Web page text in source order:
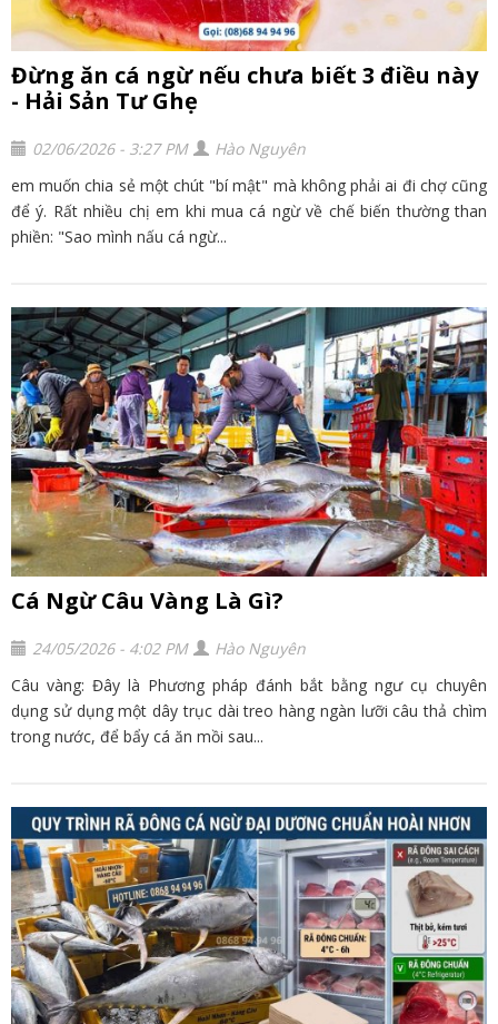
Đừng ăn cá ngừ nếu chưa biết 3 điều này
- Hải Sản Tư Ghẹ
02/06/2026 - 3:27 PM
Hào Nguyên
em muốn chia sẻ một chút "bí mật" mà không phải ai đi chợ cũng
để ý. Rất nhiều chị em khi mua cá ngừ về chế biến thường than
phiền: "Sao mình nấu cá ngừ...
Cá Ngừ Câu Vàng Là Gì?
24/05/2026 - 4:02 PM
Hào Nguyên
Câu vàng: Đây là Phương pháp đánh bắt bằng ngư cụ chuyên
dụng sử dụng một dây trục dài treo hàng ngàn lưỡi câu thả chìm
trong nước, để bẩy cá ăn mồi sau...